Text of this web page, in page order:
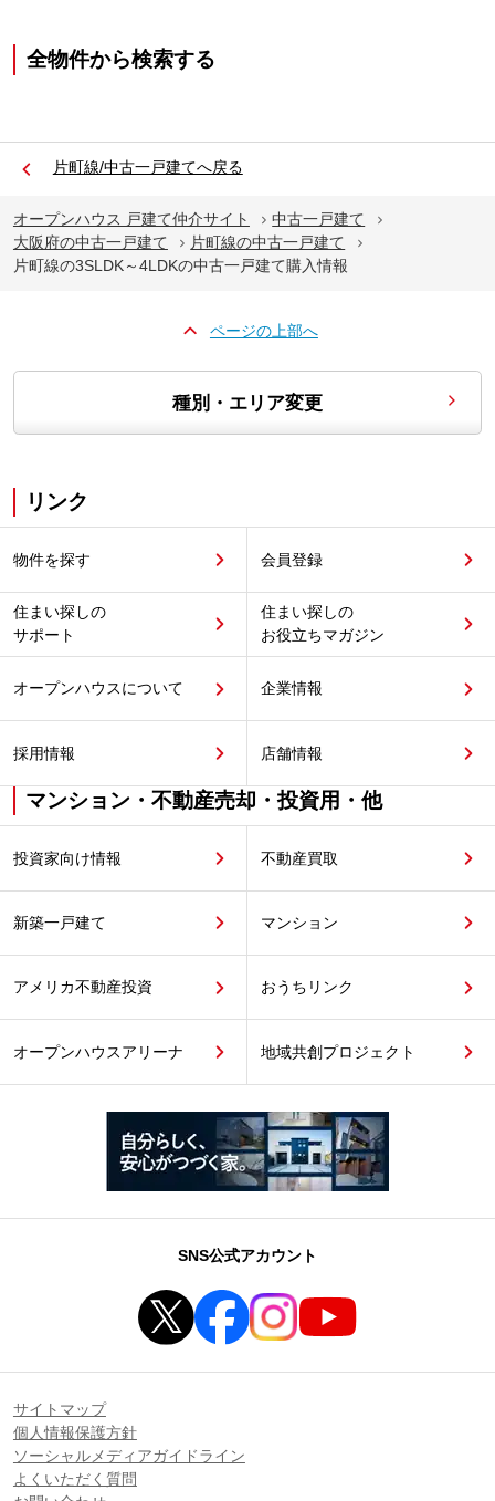
全物件から検索する
片町線/中古一戸建てへ戻る
オープンハウス 戸建て仲介サイト
中古一戸建て
大阪府の中古一戸建て
片町線の中古一戸建て
片町線の3SLDK～4LDKの中古一戸建て購入情報
ページの上部へ
種別・エリア変更
リンク
物件を探す 会員登録
住まい探しの
サポート
住まい探しの
お役立ちマガジン
オープンハウスについて 企業情報
採用情報 店舗情報
マンション・不動産売却・投資用・他
投資家向け情報 不動産買取
新築一戸建て マンション
アメリカ不動産投資 おうちリンク
オープンハウスアリーナ 地域共創プロジェクト
SNS公式アカウント
サイトマップ
個人情報保護方針
ソーシャルメディアガイドライン
よくいただく質問